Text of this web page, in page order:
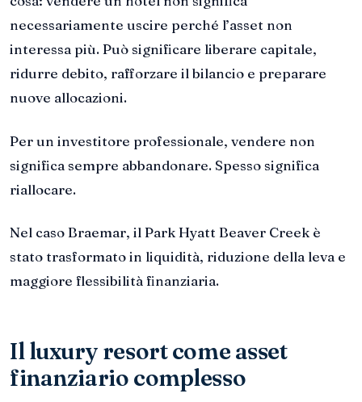
necessariamente uscire perché l’asset non
interessa più. Può significare liberare capitale,
ridurre debito, rafforzare il bilancio e preparare
nuove allocazioni.
Per un investitore professionale, vendere non
significa sempre abbandonare. Spesso significa
riallocare.
Nel caso Braemar, il Park Hyatt Beaver Creek è
stato trasformato in liquidità, riduzione della leva e
maggiore flessibilità finanziaria.
Il luxury resort come asset
finanziario complesso